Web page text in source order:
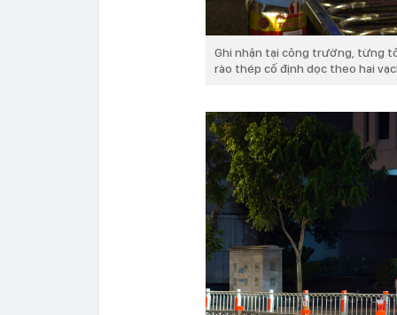
Ghi nhận tại công trường, từng
rào thép cố định dọc theo hai